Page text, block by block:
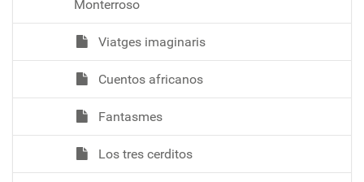
Monterroso
Viatges imaginaris
Cuentos africanos
Fantasmes
Los tres cerditos